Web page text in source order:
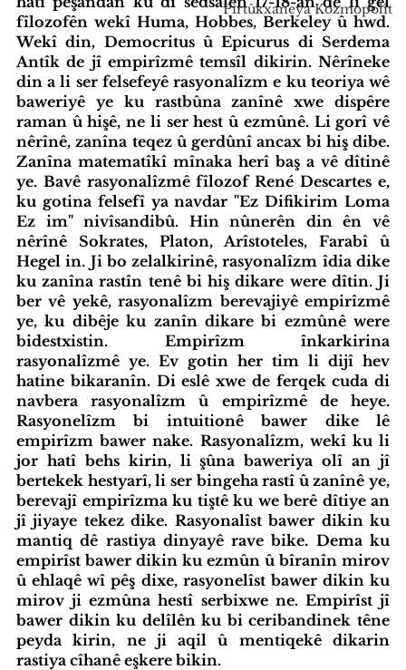
Pirtûkxaneya Kozmopolît
fîlozofên wekî Huma, Hobbes, Berkeley û hwd.
Wekî din, Democritus û Epicurus di Serdema
Antîk de jî empirîzmê temsîl dikirin. Nêrîneke
din a li ser felsefeyê rasyonalîzm e ku teoriya wê
baweriyê ye ku rastbûna zanînê xwe dispêre
raman û hişê, ne li ser hest û ezmûnê. Li gorî vê
nêrînê, zanîna teqez û gerdûnî ancax bi hiş dibe.
Zanîna matematîkî mînaka herî baş a vê dîtinê
ye. Bavê rasyonalîzmê fîlozof René Descartes e,
ku gotina felsefî ya navdar "Ez Difikirim Loma
Ez im" nivîsandibû. Hin nûnerên din ên vê
nêrînê Sokrates, Platon, Arîstoteles, Farabî û
Hegel in. Ji bo zelalkirinê, rasyonalîzm îdia dike
ku zanîna rastîn tenê bi hiş dikare were dîtin. Ji
ber vê yekê, rasyonalîzm berevajiyê empirîzmê
ye, ku dibêje ku zanîn dikare bi ezmûnê were
bidestxistin. Empirîzm înkarkirina
rasyonalîzmê ye. Ev gotin her tim li dijî hev
hatine bikaranîn. Di eslê xwe de ferqek cuda di
navbera rasyonalîzm û empirîzmê de heye.
Rasyonelîzm bi intuitionê bawer dike lê
empirîzm bawer nake. Rasyonalîzm, wekî ku li
jor hatî behs kirin, li şûna baweriya olî an jî
bertekek hestyarî, li ser bingeha rastî û zanînê ye,
berevajî empirîzma ku tiştê ku we berê dîtiye an
jî jiyaye tekez dike. Rasyonalîst bawer dikin ku
mantiq dê rastiya dinyayê rave bike. Dema ku
empirîst bawer dikin ku ezmûn û bîranîn mirov
û ehlaqê wî pêş dixe, rasyonelîst bawer dikin ku
mirov ji ezmûna hestî serbixwe ne. Empirîst jî
bawer dikin ku delîlên ku bi ceribandinek têne
peyda kirin, ne ji aqil û mentiqekê dikarin
rastiya cîhanê eşkere bikin.